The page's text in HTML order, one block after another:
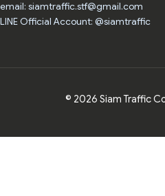
email: siamtraffic.stf@gmail.com
LINE Official Account: @siamtraffic
© 2026 Siam Traffic